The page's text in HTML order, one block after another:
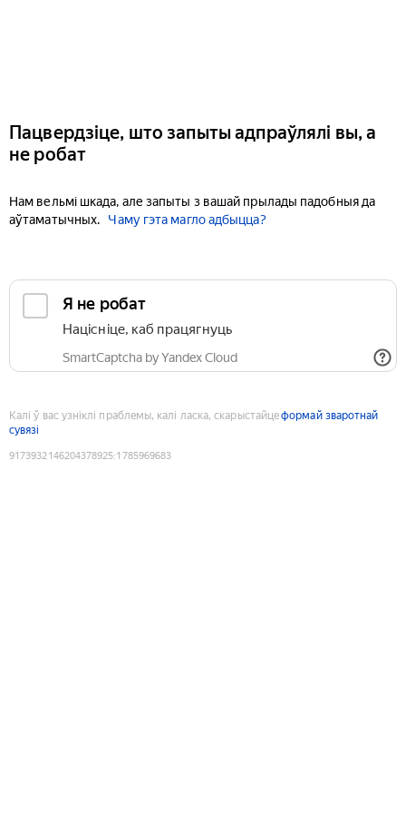
Пацвердзіце, што запыты адпраўлялі вы, а
не робат
Нам вельмі шкада, але запыты з вашай прылады падобныя да
аўтаматычных.
Чаму гэта магло адбыцца?
Я не робат
Націсніце, каб працягнуць
SmartCaptcha by Yandex Cloud
Калі ў вас узніклі праблемы, калі ласка, скарыстайцеформай зваротнай
сувязі
9173932146204378925:1785969683